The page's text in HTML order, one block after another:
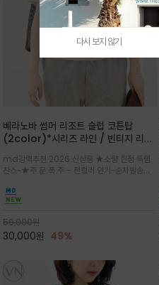
베라노바 썸머 리조트 슬럽 코튼탑
(2color)*시리즈 라인 / 빈티지 리조
는 가벼운 코튼 터치의 반팔 티셔츠입니
다
md강력추천 2026 신상품 ★소량 한정 득템
찬스~★주.문.폭.주 - 전컬러 인기~순차발송중
아(Sepia)나 파스텔 톤의 해변 풍경으로 세련
된 뮤트톤 컬러 팔레트로 빈티지한 무드의 선샤
인 프린트가 더해져 담백하면서도 감각
59,000원
30,000원 49%
다시 보지 않기